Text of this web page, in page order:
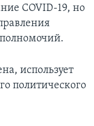
COVID-19, но
использует
политического